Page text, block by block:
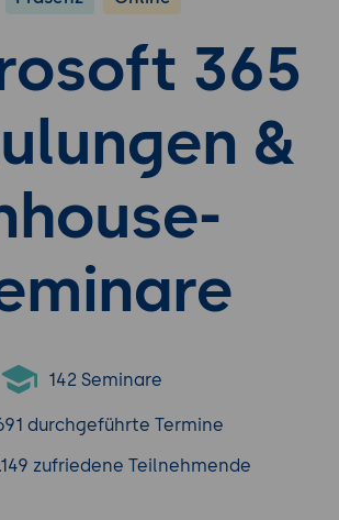
365
&
142 Seminare
durchgeführte Termine
zufriedene Teilnehmende